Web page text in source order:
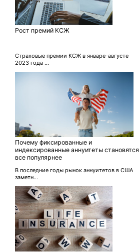
Рост премий КСЖ
Страховые премии КСЖ в январе-августе
2023 года ...
Почему фиксированные и
индексированные аннуитеты становятся
все популярнее
В последние годы рынок аннуитетов в США
заметн...